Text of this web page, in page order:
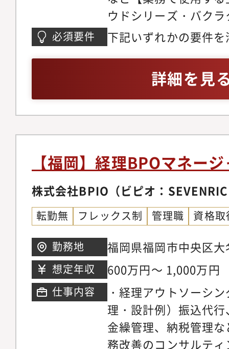
り、身近に親身にな
バーがいます・評価
ができます。公平に
【業務で使用する主
ウドシリーズ・バク
ワーク、Slack、
ト】■堅調に事業成
の設立は2023年です
ものです。（2023年4
Accountingから分社
SEVENRICH
BPO事業は行ってお
す。・設立2年で売上
ます。■会社の創業期
としてお迎えします
で、今後益々会社を
です。・創業期メン
業務できる環境です
して、顧客貢献でき
社に、最適なバック
いきたい」をビジョ
す。・ただの経理代
必須要件
下記いずれかの要件
月次・年次決算業務
る方・会計事務所、
詳細を見
【福岡】経理BPOマネー
株式会社BPIO（ビピオ：
転勤無 フレックス制 管理職 資格
勤務地 福岡県福岡市中央区
想定年収 600万円～ 1,000万円
仕事内容
・経理アウトソーシ
理・設計例）振込代
金繰管理、納税管理
務改善のコンサルテ